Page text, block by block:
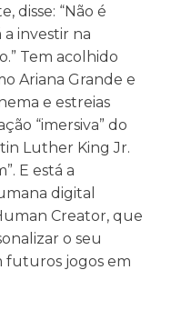
disse: “Não é
investir na
Tem acolhido
Ariana Grande e
e estreias
“imersiva” do
Luther King Jr.
E está a
digital
Creator, que
o seu
jogos em